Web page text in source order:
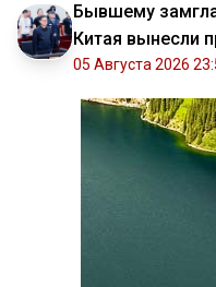
Бывшему
Китая вынесли
05 Августа 2026